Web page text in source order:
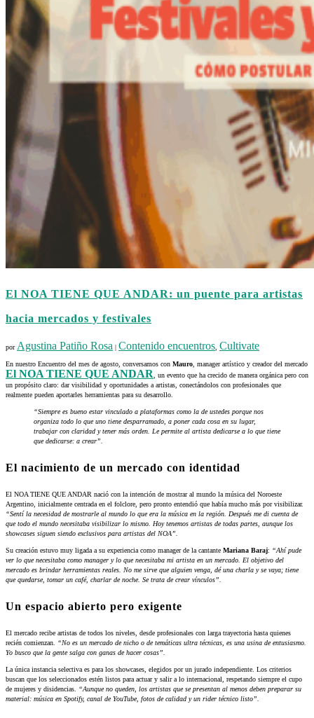
El NOA TIENE QUE ANDAR: un puente para artistas
hacia mercados y festivales
por Agustina Patiño Rosa | Contenido encuentros Cultivate
En nuestro Encuentro del mes de agosto, conversamos con Mauro , manager artístico y creador del mercado
El NOA TIENE QUE ANDAR , un evento que ha crecido de manera orgánica pero con
un propósito claro: dar visibilidad y oportunidades a artistas, conectándolos con profesionales que
realmente pueden aportarles herramientas para su desarrollo.
“Siempre es bueno estar vinculado a plataformas como la de ustedes porque nos
organiza todo lo que uno tiene desparramado, a poner cada cosa en su lugar,
trabajar con claridad y tener más orden. Le permite al artista dedicarse a lo que tiene
que dedicarse: a crear”.
El nacimiento de un mercado con identidad
El NOA TIENE QUE ANDAR nació con la intención de mostrar al mundo la música del Noroeste
Argentino, inicialmente centrada en el folclore, pero pronto entendió que había mucho más por visibilizar.
“Sentí la necesidad de mostrarle al mundo lo que era la música en la región. Después me di cuenta de
que todo el mundo necesitaba visibilizar lo mismo. Hoy tenemos artistas de todas partes, aunque los
showcases siguen siendo exclusivos para artistas del NOA”.
Su creación estuvo muy ligada a su experiencia como manager de la cantante Mariana Baraj: “Ahí pude
ver lo que necesitaba como manager y lo que necesitaba mi artista en un mercado. El objetivo del
mercado es brindar herramientas reales. No me sirve que alguien venga, dé una charla y se vaya; tiene
que quedarse, tomar un café, charlar de noche. Se trata de crear vínculos”.
Un espacio abierto pero exigente
El mercado recibe artistas de todos los niveles, desde profesionales con larga trayectoria hasta quienes
recién comienzan. “No es un mercado de nicho o de temáticas ultra técnicas, es una usina de entusiasmo.
Yo busco que la gente salga con ganas de hacer cosas”.
La única instancia selectiva es para los showcases, elegidos por un jurado independiente. Los criterios
buscan que los seleccionados estén listos para actuar y salir a lo internacional, respetando siempre el cupo
de mujeres y disidencias. “Aunque no queden, los artistas que se presentan al menos deben preparar su
material: música en Spotify, canal de YouTube, fotos de calidad y un rider técnico listo”.